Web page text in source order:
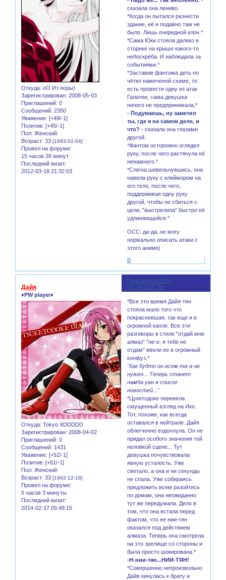
Откуда: оО Из норы)
Зарегистрирован: 2008-05-03
Приглашений: 0
Сообщений: 2350
Уважение: [+49/-1]
Позитив: [+45/-1]
Пол: Женский
Возраст: 33 [1993-02-04]
Провел на форуме:
15 часов 28 минут
Последний визит:
2012-03-18 21:32:03
сказала она лениво.
*Когда он пытался разнести
здание, её и подавно там не
было. Лишь очередной клон.*
*Сама Юки стояла далеко в
сторнке на крыше какого-то
небоскрёба. И наблюдала за
событиями.*
*Заставив фантома деть по
чётко намеченой схеме, то
есть провести одну из атак
Галатеи, сама девушка
ничего не предпринимала.*
- Подумаешь, ну заметил
ты, где я на самом деле, и
что? - сказала она глазами
другой.
*Фантом осторожно оглядел
руку, после чего растянула её
ненамного.*
*Слегка шевельнувшись, она
навела руку с клеймором на
его тело, после чего,
поддерживая одну руку
другой, чтобы не сбиться с
цели, "выстрелила" быстро её
удлиняющейся.*
ОСС: да-да, не могу
нормально описать атаки с
этого аниме(
0
Поделиться2009-
02-14 22:37:15
Дайя
♦PW player♦
Откуда: Tokyo XDDDDD
Зарегистрирован: 2008-04-02
Приглашений: 0
Сообщений: 1431
Уважение: [+52/-1]
Позитив: [+51/-1]
Пол: Женский
Возраст: 33 [1992-12-18]
Провел на форуме:
5 часов 3 минуты
Последний визит:
2014-02-17 05:48:15
*Все это время Дайя-тян
стояла мало того что
покрасневшая, так еще и в
огромной капле. Все эти
разговоры в стиле "отдай мне
алмаз" "не-е, я тебе не
отдам" ввели ее в огромный
конфуз.*
"Как будто он всем та-а-ак
нужен... Теперь станет
намба уан в списке
новостей..."
*Цукетодоке перевела
смущенный взгляд на Ико.
Тот, похоже, как всегда
оставался в нейтрале. Дайя
облегченно вздохнула. Он не
придал особого значения той
неловкой сцене... Тут
девушка почувствовала
явную усталость. Уже
светало, а она и ни секунды
не спала. Уже собираясь
предложить всем разойтись
по домам, она неожиданно
тут же передумала. Дело в
том, что она встала перед
фактом, что ее нии-тян
оказался под действием
алмаза. Теперь она смотрела
на это зрелище со стороны и
была просто шокирована.*
-Н-нии-тян...НИИ-ТЯН!
*Совершенно непроизвольно
Дайя кинулась к брату и